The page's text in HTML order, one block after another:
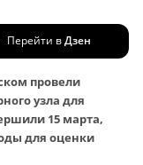
Перейти вДзен
провели
узла для
15 марта,
для оценки